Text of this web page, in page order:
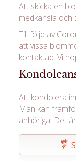
Att skicka en
medkänsla och
Till följd av
att vissa
kontaktad. Vi
Att kondolera
Man kan
anhöriga. Det